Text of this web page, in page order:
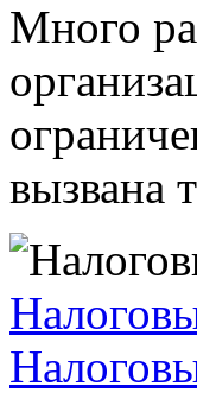
Много
вызвана